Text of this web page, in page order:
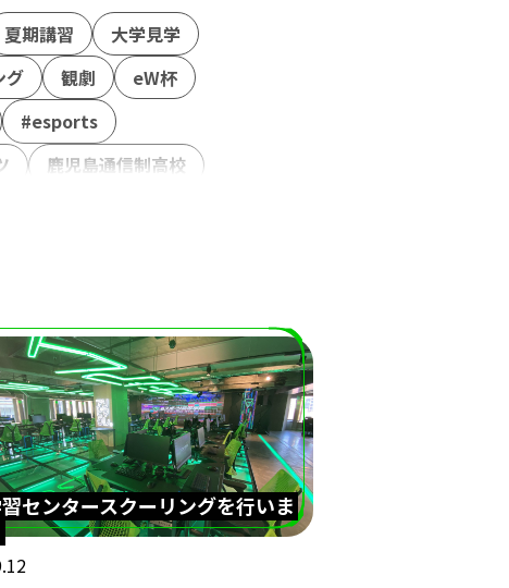
夏期講習
大学見学
グ 観劇
eW杯
#esports
鹿児島通信制高校
隊
NASEF
NTTe-Sports
ートファイター
ールジャーナル
eスポーツ協会
人格
センタースクーリングを行いま